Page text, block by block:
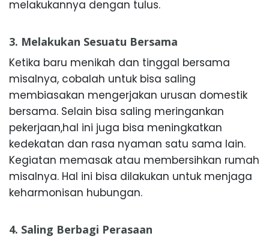
melakukannya dengan tulus.
3. Melakukan Sesuatu Bersama
Ketika baru menikah dan tinggal bersama
misalnya, cobalah untuk bisa saling
membiasakan mengerjakan urusan domestik
bersama. Selain bisa saling meringankan
pekerjaan,hal ini juga bisa meningkatkan
kedekatan dan rasa nyaman satu sama lain.
Kegiatan memasak atau membersihkan rumah
misalnya. Hal ini bisa dilakukan untuk menjaga
keharmonisan hubungan.
4. Saling Berbagi Perasaan